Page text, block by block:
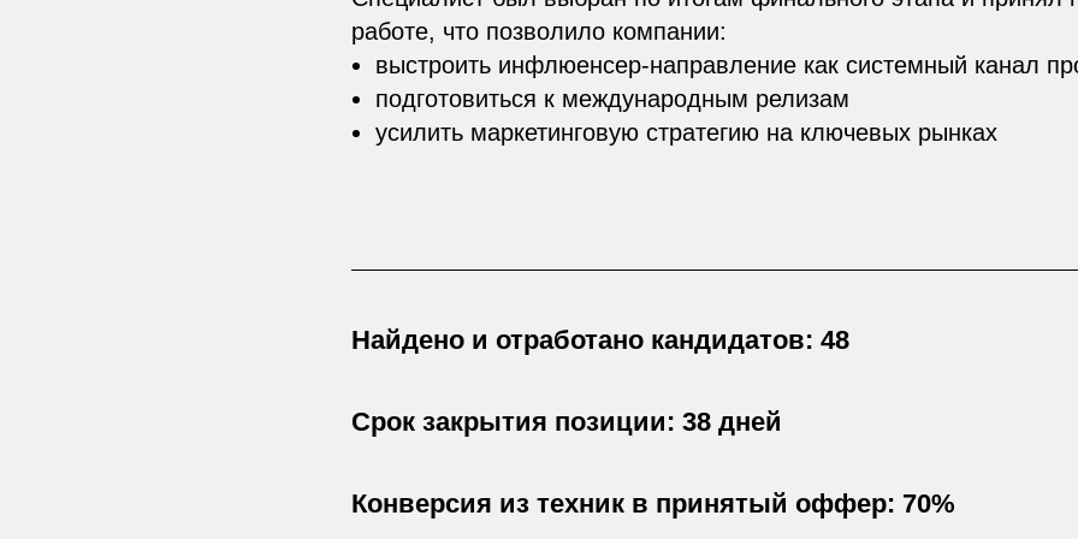
работе, что позволило компании:
выстроить инфлюенсер-направление как системный канал
подготовиться к международным релизам
усилить маркетинговую стратегию на ключевых рынках
Найдено и отработано кандидатов: 48
Срок закрытия позиции: 38 дней
Конверсия из техник в принятый оффер: 70%